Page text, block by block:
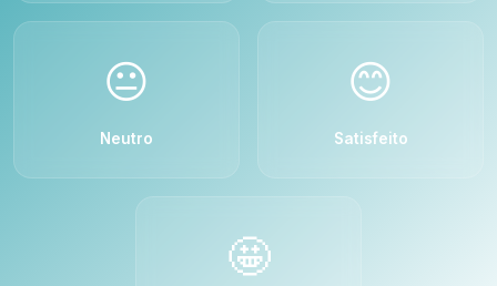
😐
Neutro
😊
Satisfeito
🤩